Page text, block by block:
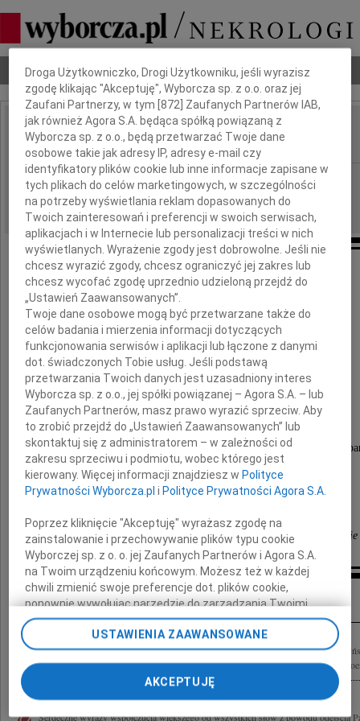
Nekrologi Odeszli Poradnik pogrzebowy
IMIĘ I NAZWISKO: Teresa Starzyńska
REGION: Szczecin
DATA EMISJI: 21.10.2022
W związku ze śmiercią
Prof. dr hab. n. med.
Teresy Starzyńskiej
przekazujemy serdeczne wyrazy współczucia i
Rodzinie
Zespół Kliniki Gastroenterologii UM w Lublinie
Inne kondolencje
Ze smutkiem przyjęliśmy wiadomość o śmierci Prof. dr hab. n. med. Teresy
Kliniki Gastroenterologii Pomorskiego Uniwersytetu Medycznego, wybitnej
Serdeczne wyrazy współczucia większego od wszystkich słów z powodu odejścia
Dbamy o Twoją prywatność
Droga Użytkowniczko, Drogi Użytkowniku, jeśli wyrazisz
zgodę klikając "Akceptuję", Wyborcza sp. z o.o. oraz jej
Zaufani Partnerzy, w tym [872 ] Zaufanych Partnerów IAB,
jak również Agora S.A. będąca spółką powiązaną z
Wyborcza sp. z o.o., będą przetwarzać Twoje dane
osobowe takie jak adresy IP, adresy e-mail czy
identyfikatory plików cookie lub inne informacje zapisane w
tych plikach do celów marketingowych, w szczególności
na potrzeby wyświetlania reklam dopasowanych do
Twoich zainteresowań i preferencji w swoich serwisach,
aplikacjach i w Internecie lub personalizacji treści w nich
wyświetlanych. Wyrażenie zgody jest dobrowolne. Jeśli nie
chcesz wyrazić zgody, chcesz ograniczyć jej zakres lub
chcesz wycofać zgodę uprzednio udzieloną przejdź do
„Ustawień Zaawansowanych”.
Twoje dane osobowe mogą być przetwarzane także do
celów badania i mierzenia informacji dotyczących
funkcjonowania serwisów i aplikacji lub łączone z danymi
dot. świadczonych Tobie usług. Jeśli podstawą
przetwarzania Twoich danych jest uzasadniony interes
Wyborcza sp. z o.o., jej spółki powiązanej – Agora S.A. – lub
Zaufanych Partnerów, masz prawo wyrazić sprzeciw. Aby
to zrobić przejdź do „Ustawień Zaawansowanych” lub
skontaktuj się z administratorem – w zależności od
zakresu sprzeciwu i podmiotu, wobec którego jest
kierowany. Więcej informacji znajdziesz w Polityce
Prywatności Wyborcza.pl i Polityce Prywatności Agora S.A.
Poprzez kliknięcie "Akceptuję" wyrażasz zgodę na
zainstalowanie i przechowywanie plików typu cookie
Wyborczej sp. z o. o. jej Zaufanych Partnerów i Agora S.A.
na Twoim urządzeniu końcowym. Możesz też w każdej
chwili zmienić swoje preferencje dot. plików cookie,
ponownie wywołując narzędzie do zarządzania Twoimi
preferencjami dot. przetwarzania danych poprzez
odnośnik „Ustawienia prywatności” w stopce serwisu i
przechodząc do sekcji „Ustawienia zaawansowane”.
Zmiana ustawień plików cookie możliwa jest także za
pomocą ustawień przeglądarki.
My, nasi Zaufani Partnerzy i Agora S.A. możemy
USTAWIENIA ZAAWANSOWANE
AKCEPTUJĘ